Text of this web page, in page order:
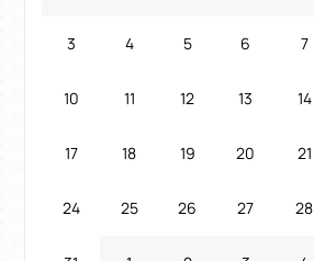
3 4 5 6 7
10 11 12 13 14
17 18 19 20 21
24 25 26 27 28